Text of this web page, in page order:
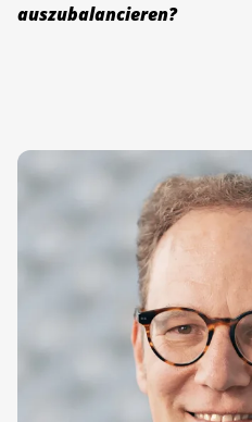
auszubalancieren?